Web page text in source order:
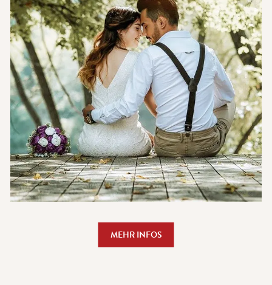
MEHR INFOS